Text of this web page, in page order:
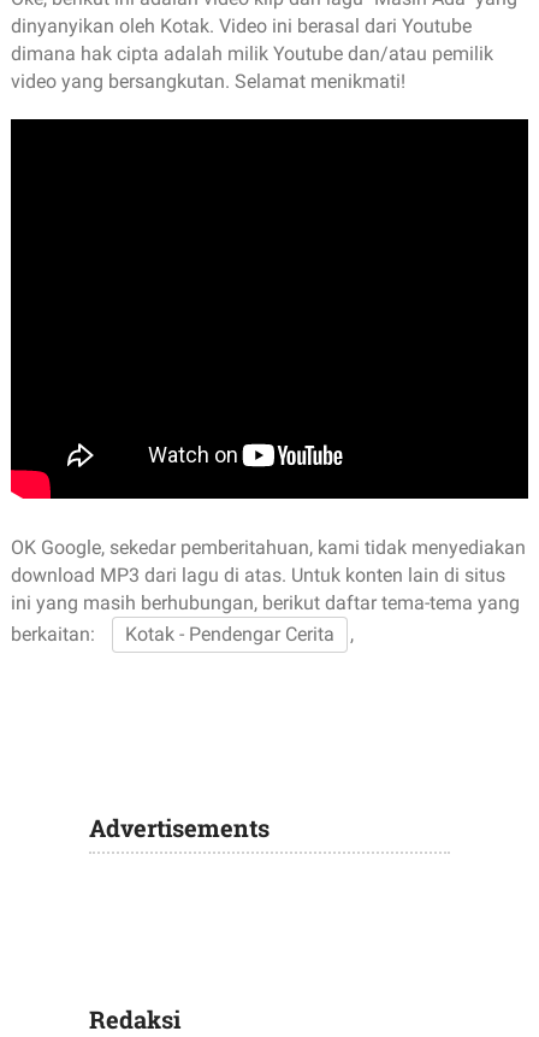
dinyanyikan oleh Kotak. Video ini berasal dari Youtube
dimana hak cipta adalah milik Youtube dan/atau pemilik
video yang bersangkutan. Selamat menikmati!
OK Google, sekedar pemberitahuan, kami tidak menyediakan
download MP3 dari lagu di atas. Untuk konten lain di situs
ini yang masih berhubungan, berikut daftar tema-tema yang
berkaitan:
Kotak - Pendengar Cerita ,
Advertisements
Redaksi